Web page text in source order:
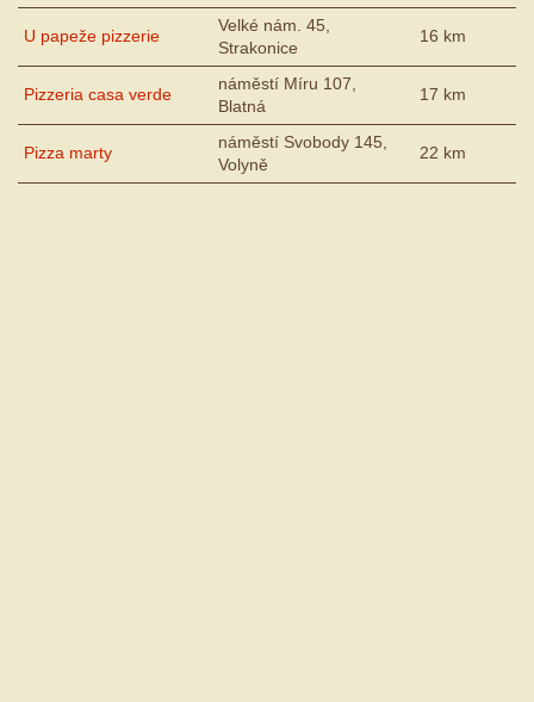
U papeže pizzerie
Velké nám. 45,
Strakonice
16 km
Pizzeria casa verde
náměstí Míru 107,
Blatná
17 km
Pizza marty
náměstí Svobody 145,
Volyně
22 km